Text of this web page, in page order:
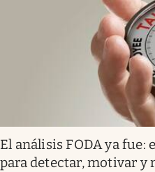
El análisis FODA ya fue:
para detectar, motivar y